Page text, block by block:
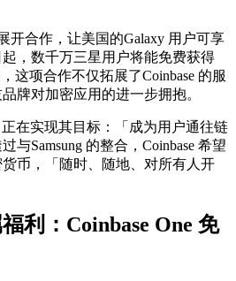
开合作，让美国的Galaxy 用户可享
，数千万三星用户将能免费获得
这项合作不仅拓展了Coinbase 的服
牌对加密应用的进一步拥抱。
正在实现其目标：「成为用户通往链
与Samsung 的整合，Coinbase 希望
币，「随时、随地、对所有人开
利：Coinbase One 免